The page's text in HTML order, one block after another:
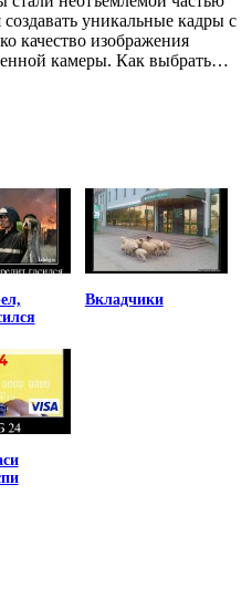
уникальные кадры с
качество изображения
камеры. Как выбрать…
Вкладчики